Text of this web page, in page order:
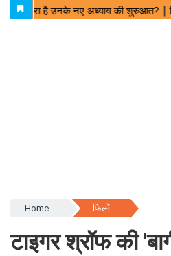
Home फिल्में
टाइगर श्रॉफ की